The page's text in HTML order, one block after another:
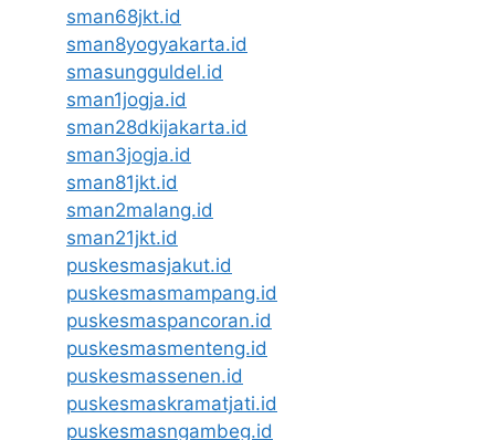
sman68jkt.id
sman8yogyakarta.id
smasungguldel.id
sman1jogja.id
sman28dkijakarta.id
sman3jogja.id
sman81jkt.id
sman2malang.id
sman21jkt.id
puskesmasjakut.id
puskesmasmampang.id
puskesmaspancoran.id
puskesmasmenteng.id
puskesmassenen.id
puskesmaskramatjati.id
puskesmasngambeg.id